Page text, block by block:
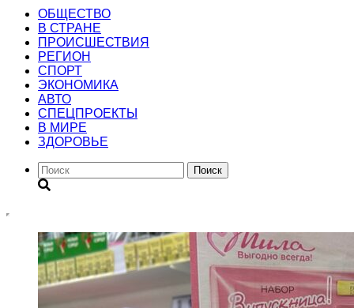
ОБЩЕСТВО
В СТРАНЕ
ПРОИСШЕСТВИЯ
РЕГИОН
CПОРТ
ЭКОНОМИКА
АВТО
СПЕЦПРОЕКТЫ
В МИРЕ
ЗДОРОВЬЕ
Поиск